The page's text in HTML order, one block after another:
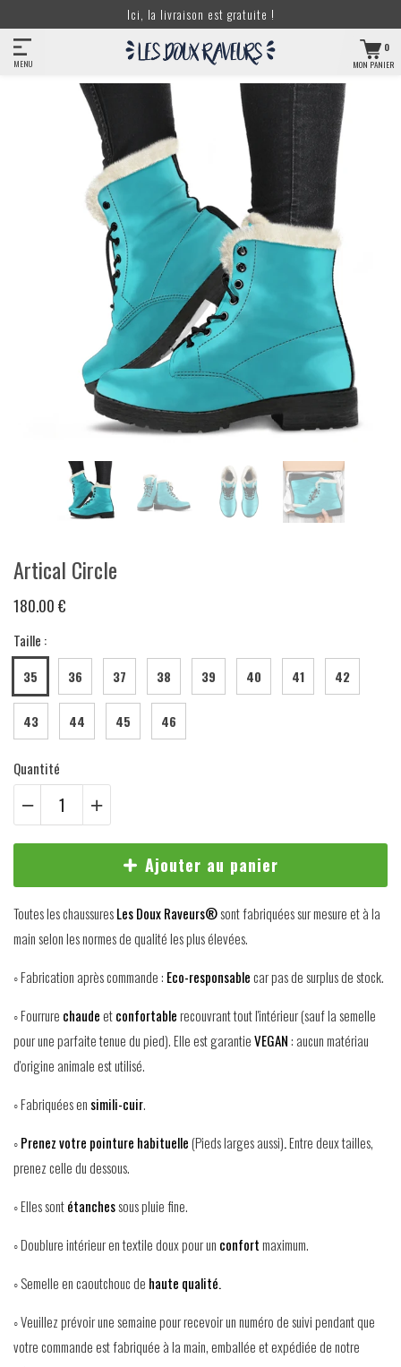
Ici, la livraison est gratuite !
0
MON PANIER
MENU
Artical Circle
180.00 €
Taille :
35 36 37 38 39 40 41 42
43 44 45 46
Quantité
Ajouter au panier
Toutes les chaussuresLes Doux Raveurs®sont fabriquées sur mesure et à la
main selon les normes de qualité les plus élevées.
◦ Fabrication après commande : Eco-responsablecar pas de surplus de stock.
◦ Fourrure chaudeetconfortablerecouvrant tout l'intérieur (sauf la semelle
pour une parfaite tenue du pied). Elle est garantieVEGAN: aucun matériau
d'origine animale est utilisé.
◦ Fabriquées en simili-cuir.
◦Prenez votre pointure habituelle(Pieds larges aussi).Entre deux tailles,
prenez celle du dessous.
◦ Elles sontétanchessous pluie fine.
◦ Doublure intérieur en textile doux pour un confortmaximum.
◦ Semelle en caoutchouc de haute qualité.
◦ Veuillez prévoir une semaine pour recevoir un numéro de suivi pendant que
votre commande est fabriquée à la main, emballée et expédiée de notre